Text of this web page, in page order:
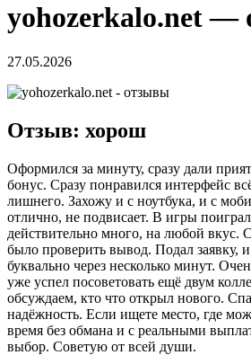
yohozerkalo.net —
27.05.2026
Отзыв: хорош
Оформился за минуту, сразу дали
бонус. Сразу понравился интерфейс
лишнего. Захожу и с ноутбука, и с
отлично, не подвисает. В игры
действительно много, на любой вкус.
было проверить вывод. Подал заявку,
буквально через несколько минут.
уже успел посоветовать ещё двум
обсуждаем, кто что открыл нового.
надёжность. Если ищете место, где
время без обмана и с реальными
выбор. Советую от всей души.